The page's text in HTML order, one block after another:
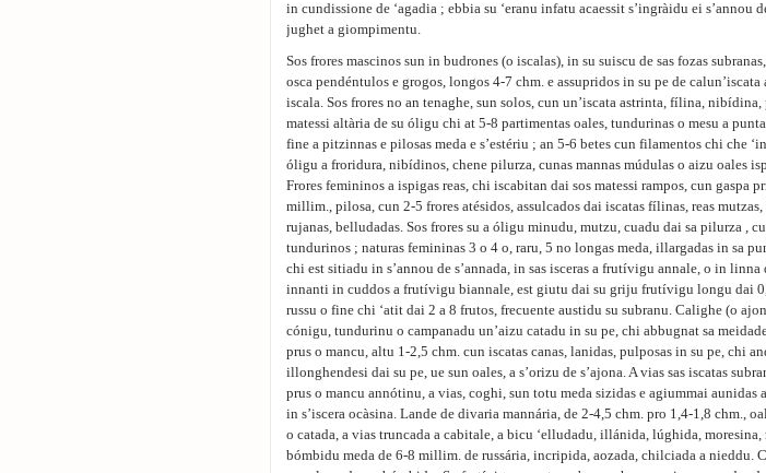
in cundissione de ‘agadia ; ebbia su ‘eranu infatu acaessit s’ingràidu ei s’annou
jughet a giompimentu.
Sos frores mascinos sun in budrones (o iscalas), in su suiscu de sas fozas
osca pendéntulos e grogos, longos 4-7 chm. e assupridos in su pe de calun’iscata
iscala. Sos frores no an tenaghe, sun solos, cun un’iscata astrinta, fílina, nibídina,
matessi altària de su óligu chi at 5-8 partimentas oales, tundurinas o mesu a
fine a pitzinnas e pilosas meda e s’estériu ; an 5-6 betes cun filamentos chi che
óligu a froridura, nibídinos, chene pilurza, cunas mannas múdulas o aizu oales
Frores femininos a ispigas reas, chi iscabitan dai sos matessi rampos, cun gaspa
millim., pilosa, cun 2-5 frores atésidos, assulcados dai iscatas fílinas, reas
rujanas, belludadas. Sos frores su a óligu minudu, mutzu, cuadu dai sa pilurza ,
tundurinos ; naturas femininas 3 o 4 o, raru, 5 no longas meda, illargadas in sa
chi est sitiadu in s’annou de s’annada, in sas isceras a frutívigu annale, o in linna
innanti in cuddos a frutívigu biannale, est giutu dai su griju frutívigu longu dai
russu o fine chi ‘atit dai 2 a 8 frutos, frecuente austidu su subranu. Calighe (o
cónigu, tundurinu o campanadu un’aizu catadu in su pe, chi abbugnat sa
prus o mancu, altu 1-2,5 chm. cun iscatas canas, lanidas, pulposas in su pe, chi
illonghendesi dai su pe, ue sun oales, a s’orizu de s’ajona. A vias sas iscatas
prus o mancu annótinu, a vias, coghi, sun totu meda sizidas e agiummai aunidas
in s’iscera ocàsina. Lande de divaria mannária, de 2-4,5 chm. pro 1,4-1,8 chm.,
o catada, a vias truncada a cabitale, a bicu ‘elludadu, illánida, lúghida,
bómbidu meda de 6-8 millim. de russária, incripida, aozada, chilciada a nieddu.